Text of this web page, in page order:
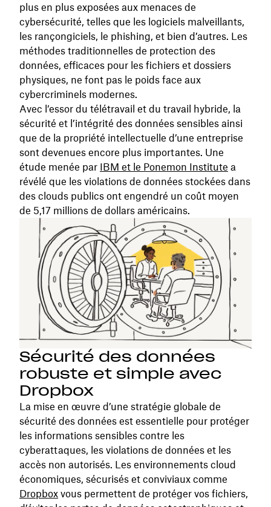
plus en plus exposées aux menaces de
cybersécurité, telles que les logiciels malveillants,
les rançongiciels, le phishing, et bien d’autres. Les
méthodes traditionnelles de protection des
données, efficaces pour les fichiers et dossiers
physiques, ne font pas le poids face aux
cybercriminels modernes.
Avec l’essor du télétravail et du travail hybride, la
sécurité et l’intégrité des données sensibles ainsi
que de la propriété intellectuelle d’une entreprise
sont devenues encore plus importantes. Une
étude menée par IBM et le Ponemon Institute a
révélé que les violations de données stockées dans
des clouds publics ont engendré un coût moyen
de 5,17 millions de dollars américains.
Sécurité des données
robuste et simple avec
Dropbox
La mise en œuvre d’une stratégie globale de
sécurité des données est essentielle pour protéger
les informations sensibles contre les
cyberattaques, les violations de données et les
accès non autorisés. Les environnements cloud
économiques, sécurisés et conviviaux comme
Dropbox vous permettent de protéger vos fichiers,